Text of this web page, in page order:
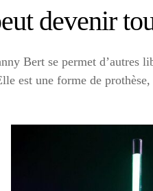
devenir
Bert se permet
est une forme de